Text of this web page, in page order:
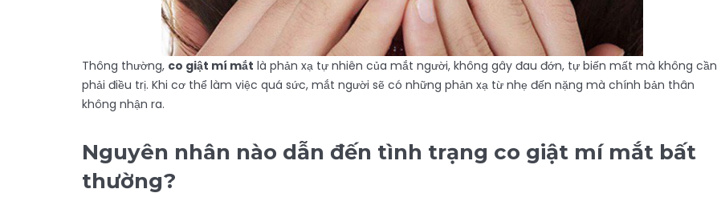
Thông thường, co giật mí mắt là phản xạ tự nhiên của mắt người, không gây đau đớn, tự biến mất mà không cần
phải điều trị. Khi cơ thể làm việc quá sức, mắt người sẽ có những phản xạ từ nhẹ đến nặng mà chính bản thân
không nhận ra.
Nguyên nhân nào dẫn đến tình trạng co giật mí mắt bất
thường?